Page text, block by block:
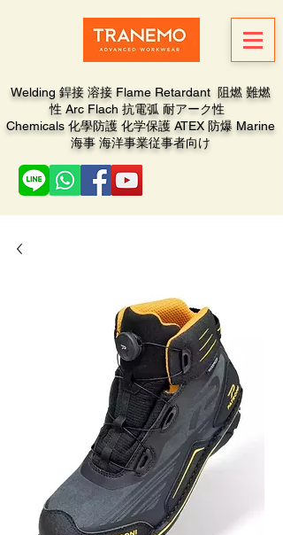
Welding 銲接 溶接 Flame Retardant 阻燃 難燃
性 Arc Flach 抗電弧 耐アーク性
Chemicals 化學防護 化学保護 ATEX 防爆 Marine
海事 海洋事業従事者向け